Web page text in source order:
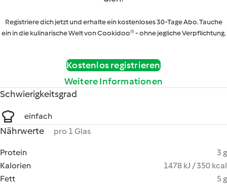
Registriere dich jetzt und erhalte ein kostenloses 30-Tage Abo. Tauche
ein in die kulinarische Welt von Cookidoo® - ohne jegliche Verpflichtung.
Kostenlos registrieren
Weitere Informationen
Schwierigkeitsgrad
einfach
Nährwerte pro 1 Glas
Protein
3 g
Kalorien
1478 kJ / 350 kcal
Fett
5 g